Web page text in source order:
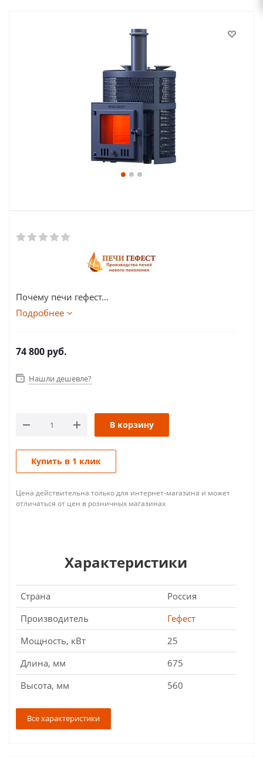
Почему печи гефест...
Подробнее
74 800 руб.
Нашли дешевле?
В корзину
Купить в 1 клик
Цена действительна только для интернет-магазина и может
отличаться от цен в розничных магазинах
Характеристики
Страна
Россия
Производитель
Гефест
Мощность, кВт
25
Длина, мм
675
Высота, мм
560
Все характеристики